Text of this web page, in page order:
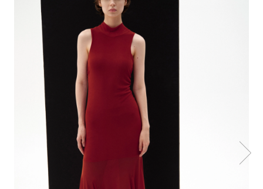
Paltoane
Costume Baie
Lichidare de stoc